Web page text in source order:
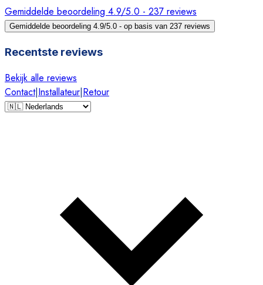
Gemiddelde beoordeling 4.9/5.0 - 237 reviews
Gemiddelde beoordeling 4.9/5.0 - op basis van 237 reviews
Recentste reviews
Bekijk alle reviews
Contact|Installateur|Retour